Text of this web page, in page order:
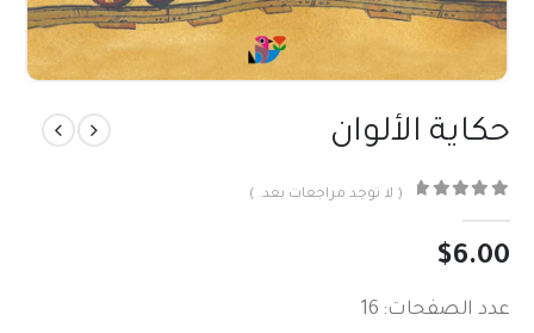
حكاية الألوان
( لا توجد مراجعات بعد. )
$6.00
عدد الصفحات: 16